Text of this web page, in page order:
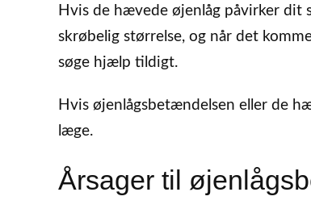
Hvis de hævede øjenlåg påvirker dit
skrøbelig størrelse, og når det
søge hjælp tildigt.
Hvis øjenlågsbetændelsen eller de
læge.
Årsager til